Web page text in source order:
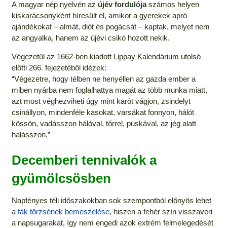
A magyar nép nyelvén az újév fordulójaszámos helyen
kiskarácsonyként híresült el, amikor a gyerekek apró
ajándékokat – almát, diót és pogácsát – kaptak, melyet nem
az angyalka, hanem az újévi csikó hozott nekik.
Végezetül az 1662-ben kiadott Lippay Kalendárium utolsó
előtti 266. fejezetéből idézek:
“Végezetre, hogy télben ne henyéllen az gazda ember a
miben nyárba nem foglalhattya magát az több munka miatt,
azt most véghezviheti úgy mint karót vágjon, zsindelyt
csinállyon, mindenféle kasokat, varsákat fonnyon, hálót
kössön, vadásszon hálóval, tőrrel, puskával, az jég alatt
halásszon.”
Decemberi tennivalók a
gyümölcsösben
Napfényes téli időszakokban sok szempontból előnyös lehet
a fák törzsének bemeszelése, hiszen a fehér szín visszaveri
a napsugarakat, így nem engedi azok extrém felmelegedését